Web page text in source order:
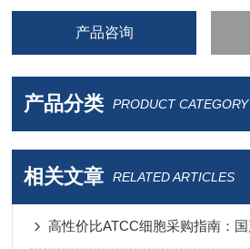
产品咨询
产品分类 PRODUCT CATEGORY
相关文章 RELATED ARTICLES